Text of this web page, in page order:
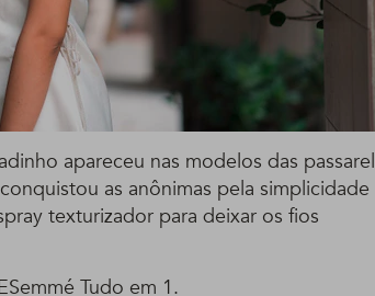
apareceu nas modelos das
as anônimas pela simplicidade
texturizador para deixar os fios
Tudo em 1.